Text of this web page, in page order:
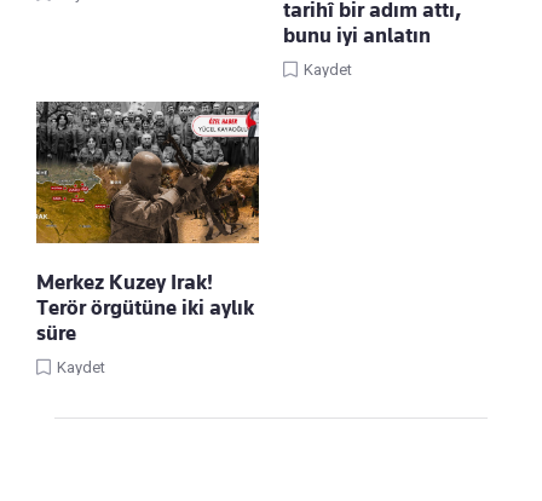
tarihî bir adım attı,
bunu iyi anlatın
Kaydet
Merkez Kuzey Irak!
Terör örgütüne iki aylık
süre
Kaydet